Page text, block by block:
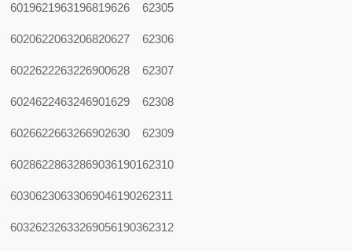
6019621963196819626 62305
6020622063206820627 62306
6022622263226900628 62307
6024622463246901629 62308
6026622663266902630 62309
60286228632869036190162310
60306230633069046190262311
60326232633269056190362312